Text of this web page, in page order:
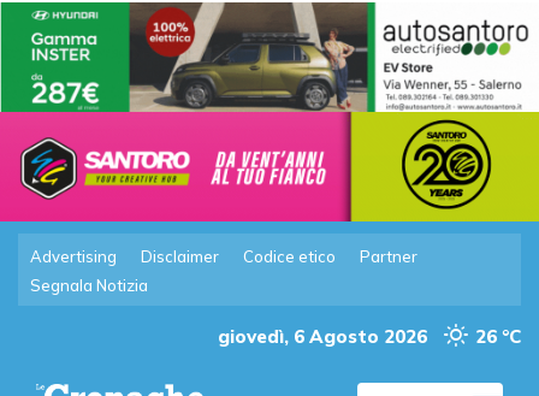
Advertising Disclaimer Codice etico
Partner
Segnala Notizia
giovedì, 6 Agosto 2026 26 °C